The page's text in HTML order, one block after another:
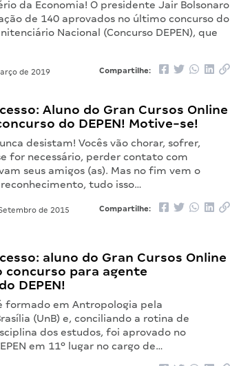
da Economia! O presidente Jair Bolsonaro
de 140 aprovados no último concurso do
Nacional (Concurso DEPEN), que
de 2019 Compartilhe:
Aluno do Gran Cursos Online
do DEPEN! Motive-se!
desistam! Vocês vão chorar, sofrer,
for necessário, perder contato com
seus amigos (as). Mas no fim vem o
tudo isso…
de 2015 Compartilhe:
aluno do Gran Cursos Online
concurso para agente
DEPEN!
formado em Antropologia pela
(UnB) e, conciliando a rotina de
dos estudos, foi aprovado no
em 11º lugar no cargo de…